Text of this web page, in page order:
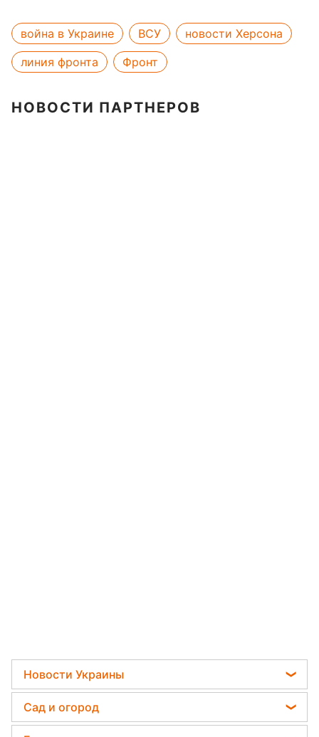
война в Украине ВСУ
новости Херсона
линия фронта
Фронт
НОВОСТИ ПАРТНЕРОВ
Новости Украины
Телеграм новости Украины
Пенсии в Украине
Сад и огород